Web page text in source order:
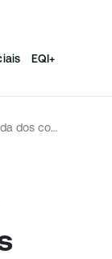
EQI+
Minério de ferro hoje fecha em baixa em Dalian com queda dos contratos futuros